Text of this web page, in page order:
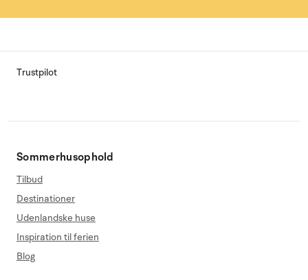
Trustpilot
Sommerhusophold
Tilbud
Destinationer
Udenlandske huse
Inspiration til ferien
Blog